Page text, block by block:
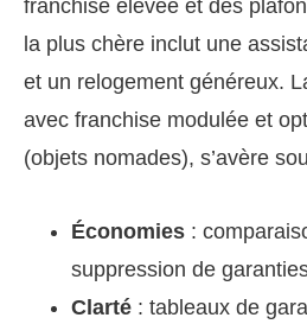
franchise élevée et des
la plus chère inclut une
et un relogement généreux.
avec franchise modulée et
(objets nomades), s’avère
Économies :
suppression de
Clarté : tableaux de